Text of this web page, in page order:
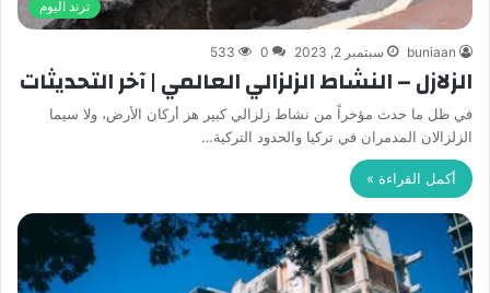
ترند اليوم
buniaan سبتمبر 2, 2023 0
533
الزلازل – النشاط الزلزالي العالمي | آخر التحديثات
في ظل ما حدث مؤخراً من نشاط زلزالي كبير هز أركان الأرض، ولا سيما
الزلزالان المدمران في تركيا والحدود التركية…
أكمل القراءة »